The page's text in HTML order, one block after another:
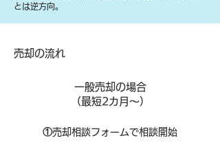
とは逆方向。
​売却の流れ
一般売却の場合
​（最短2カ月～）
①​売却相談フォームで相談開始